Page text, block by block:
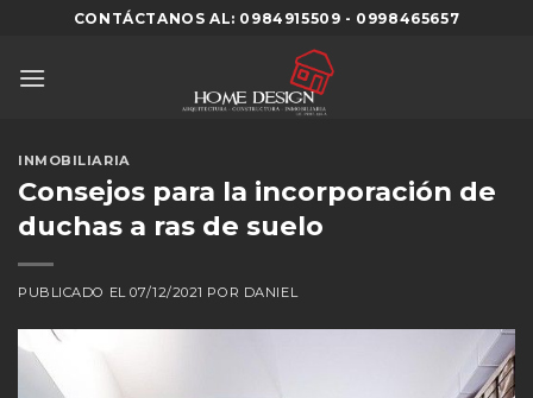
content
CONTÁCTANOS AL: 0984915509 - 0998465657
INMOBILIARIA
Consejos para la incorporación de
duchas a ras de suelo
PUBLICADO EL07/12/2021 POR DANIEL